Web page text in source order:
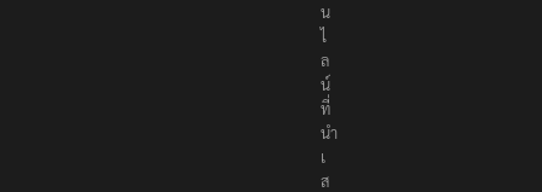
น
ไ
ล
น์
ที่
นำ
เ
ส